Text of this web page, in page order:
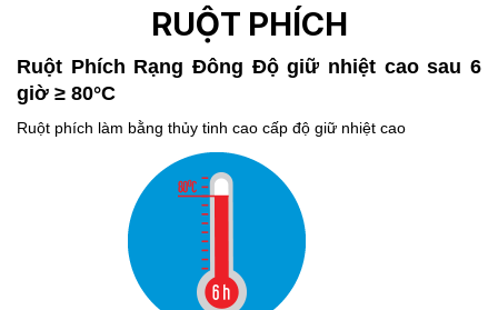
RUỘT PHÍCH
Ruột Phích Rạng Đông Độ giữ nhiệt cao sau 6
giờ ≥ 80°C
Ruột phích làm bằng thủy tinh cao cấp độ giữ nhiệt cao